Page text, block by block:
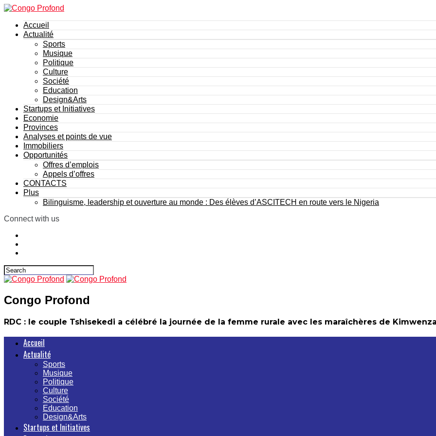
Accueil
Actualité
Sports
Musique
Politique
Culture
Société
Education
Design&Arts
Startups et Initiatives
Economie
Provinces
Analyses et points de vue
Immobiliers
Opportunités
Offres d’emplois
Appels d’offres
CONTACTS
Plus
Bilinguisme, leadership et ouverture au monde : Des élèves d’ASCITECH en route vers le Nigeria
Connect with us
Congo Profond
RDC : le couple Tshisekedi a célébré la journée de la femme rurale avec les maraîchères de
Accueil
Actualité
Sports
Musique
Politique
Culture
Société
Education
Design&Arts
Startups et Initiatives